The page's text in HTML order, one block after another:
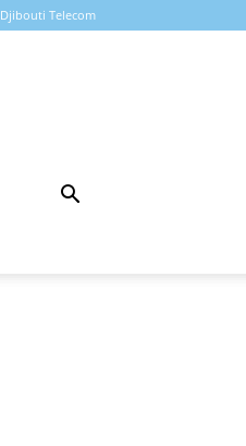
Djibouti Telecom